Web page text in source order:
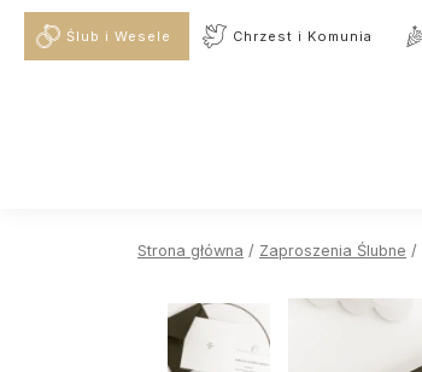
Ślub i Wesele Chrzest i Komunia
Strona główna / Zaproszenia Ślubne /